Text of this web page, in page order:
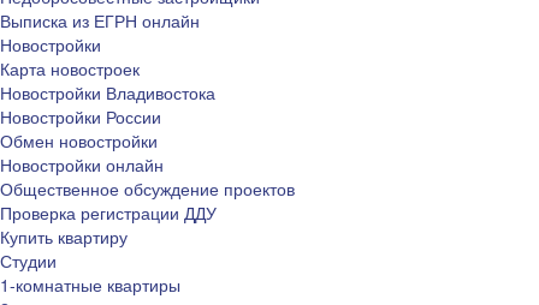
Выписка из ЕГРН онлайн
Новостройки
Карта новостроек
Новостройки Владивостока
Новостройки России
Обмен новостройки
Новостройки онлайн
Общественное обсуждение проектов
Проверка регистрации ДДУ
Купить квартиру
Студии
1-комнатные квартиры